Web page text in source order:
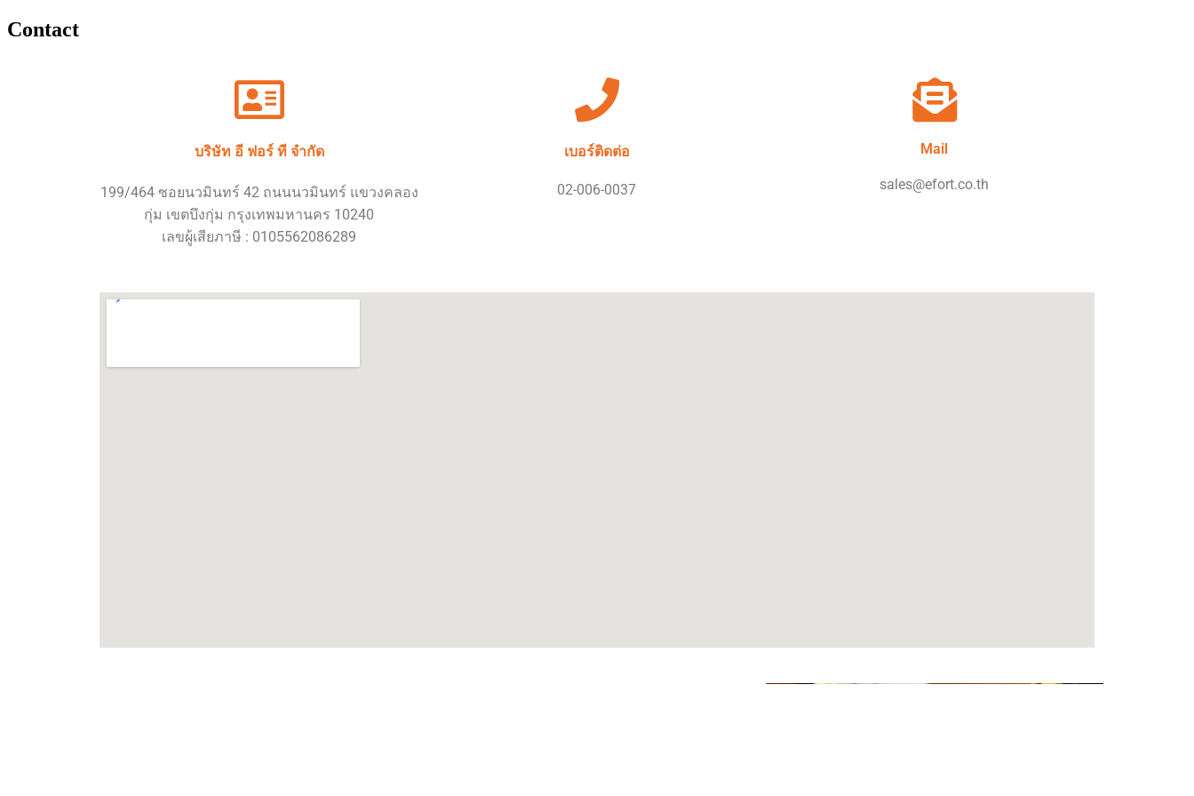
Contact
บริษัท อี ฟอร์ ที จำกัด
199/464 ซอยนวมินทร์ 42 ถนนนวมินทร์ แขวงคลอง
กุ่ม เขตบึงกุ่ม กรุงเทพมหานคร 10240
เลขผู้เสียภาษี : 0105562086289
เบอร์ติดต่อ
02-006-0037
Mail
sales@efort.co.th